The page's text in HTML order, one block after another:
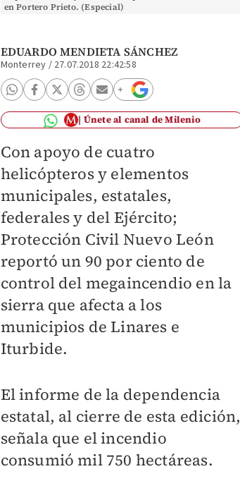
en Portero Prieto. (Especial)
EDUARDO MENDIETA SÁNCHEZ
Monterrey / 27.07.2018 22:42:58
Únete al canal de Milenio
Con apoyo de cuatro
helicópteros y elementos
municipales, estatales,
federales y del Ejército;
Protección Civil Nuevo León
reportó un 90 por ciento de
control del megaincendio en la
sierra que afecta a los
municipios de Linares e
Iturbide.
El informe de la dependencia
estatal, al cierre de esta edición,
señala que el incendio
consumió mil 750 hectáreas.